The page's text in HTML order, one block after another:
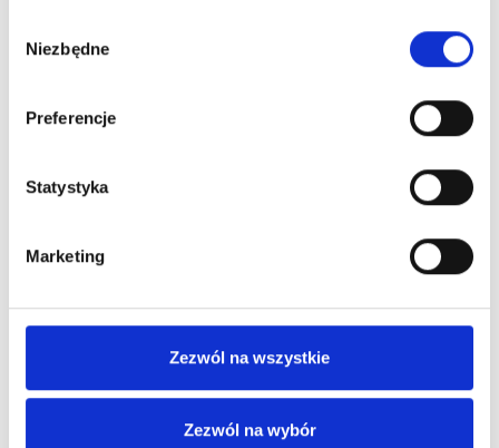
zgody
Niezbędne
Preferencje
Statystyka
Marketing
Zezwól na wszystkie
Zezwól na wybór